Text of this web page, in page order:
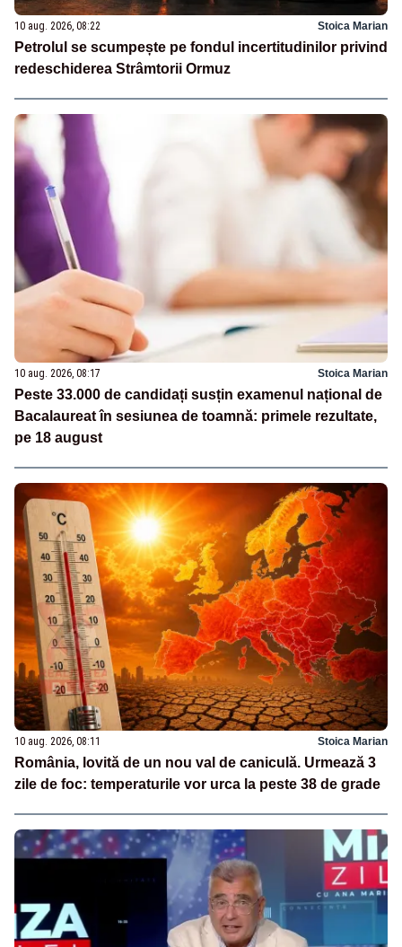
10 aug. 2026, 08:22 Stoica Marian
Petrolul se scumpește pe fondul incertitudinilor privind
redeschiderea Strâmtorii Ormuz
10 aug. 2026, 08:17 Stoica Marian
Peste 33.000 de candidați susțin examenul național de
Bacalaureat în sesiunea de toamnă: primele rezultate,
pe 18 august
10 aug. 2026, 08:11 Stoica Marian
România, lovită de un nou val de caniculă. Urmează 3
zile de foc: temperaturile vor urca la peste 38 de grade